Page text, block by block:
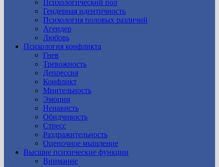
Психологический пол
Гендерная идентичность
Психология половых различий
Агендер
Любовь
Психология конфликта
Гнев
Тревожность
Депрессия
Конфликт
Мнительность
Эмоции
Ненависть
Обидчивость
Стресс
Раздражительность
Оценочное мышление
Высшие психические функции
Внимание